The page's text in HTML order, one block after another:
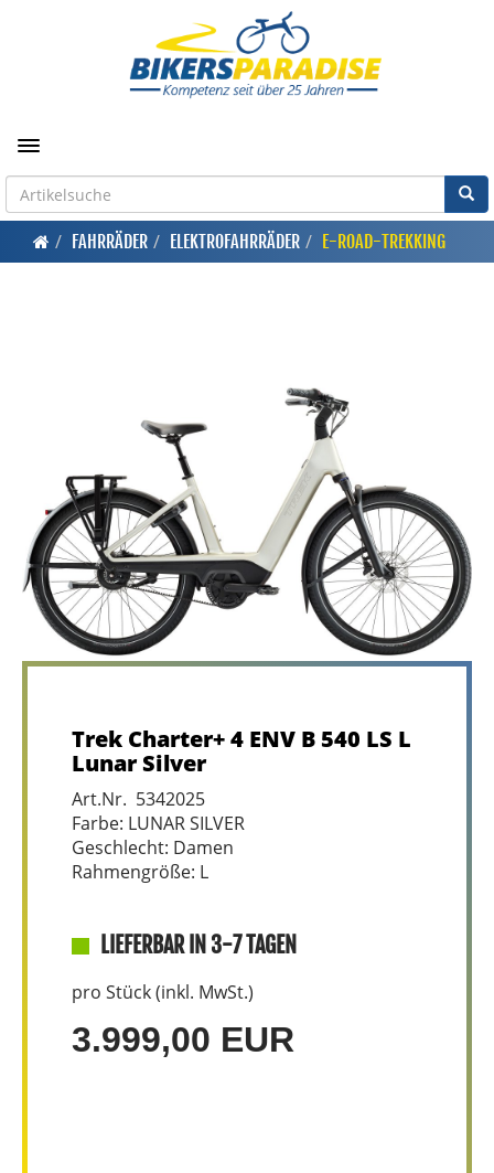
Toggle navigation
FAHRRÄDER ELEKTROFAHRRÄDER E-ROAD-TREKKING
Trek Charter+ 4 ENV B 540 LS L
Lunar Silver
Art.Nr. 5342025
Farbe: LUNAR SILVER
Geschlecht: Damen
Rahmengröße: L
LIEFERBAR IN 3-7 TAGEN
pro Stück (inkl. MwSt.)
3.999,00 EUR